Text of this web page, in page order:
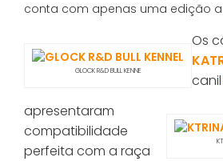
conta com apenas uma edição
GLOCK R&D BULL KENNE
Os
canil
apresentaram
compatibilidade
perfeita com a raça